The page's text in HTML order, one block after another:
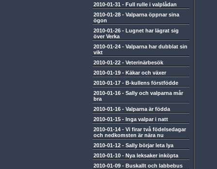
2010-01-31 - Full rulle i valplådan
2010-01-28 - Valparna öppnar sina
ögon
2010-01-26 - Lugnet har lägrat sig
över Verka
2010-01-24 - Valparna har dubblat sin
vikt
2010-01-22 - Veterinärbesök
2010-01-19 - Käkar och växer
2010-01-17 - B-kullens förstfödde
2010-01-16 - Sally och valparna mår
bra
2010-01-16 - Valparna är födda
2010-01-15 - Inga valpar i natt
2010-01-14 - Vi firar två födelsedagar
och nedkomsten är nära nu
2010-01-12 - Sally börjar leta lya
2010-01-10 - Nya leksaker inköpta
2010-01-09 - Buskallt och labbebus